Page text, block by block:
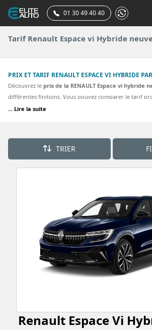
01 30 49 40 40
Tarif Renault Espace vi Hybride
PRIX ET TARIF RENAULT ESPACE VI HYBRIDE
Découvrez le prix de la RENAULT Espace vi hybride
différentes finitions. Vous pouvez comparer le tarif
concessionnaire RENAULT à celui que vous pouvez
une ESPACE VI hybride Espace full hybrid E-Tech 200
full hybrid E-Tech 200 ch 7pl Techno, Esprit Alpine,
... Lire la suite
TRIER
Renault Espace Vi